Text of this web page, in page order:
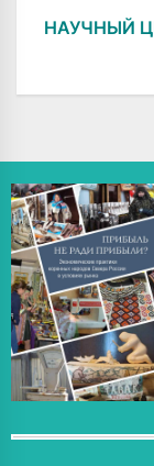
НАУЧНЫЙ